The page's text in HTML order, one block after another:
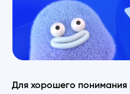
Для хорошего понимания